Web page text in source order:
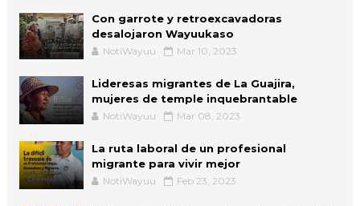
Con garrote y retroexcavadoras
desalojaron Wayuukaso
NotiWayuu Mar 10, 2023
Lideresas migrantes de La Guajira,
mujeres de temple inquebrantable
NotiWayuu Mar 08, 2023
La ruta laboral de un profesional
migrante para vivir mejor
NotiWayuu Feb 23, 2023